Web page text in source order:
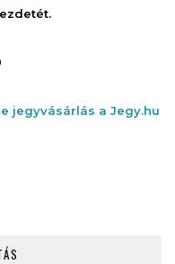
jegyvásárlás a Jegy.hu